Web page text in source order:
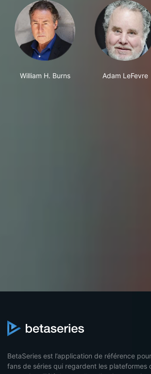
William H. Burns Adam LeFevre
BetaSeries est l’application de référence
fans de séries qui regardent les plateformes